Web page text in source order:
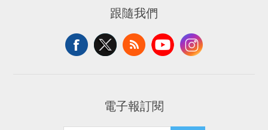
跟隨我們
電子報訂閱